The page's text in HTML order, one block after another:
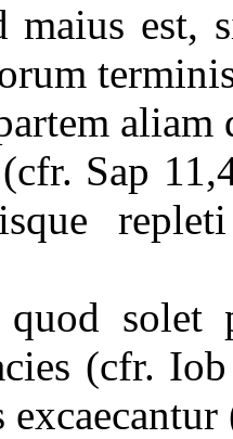
maius est,
Sap
solet
(cfr.